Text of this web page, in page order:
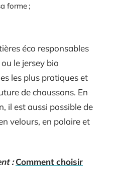
forme ;
éco responsables
le jersey bio
les plus pratiques et
de chaussons. En
il est aussi possible de
velours, en polaire et
: Comment choisir